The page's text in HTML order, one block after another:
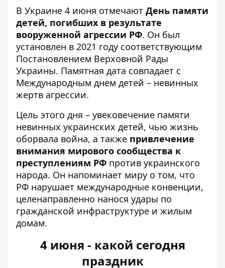
В Украине 4 июня отмечают День памяти
детей, погибших в результате
вооруженной агрессии РФ. Он был
установлен в 2021 году соответствующим
Постановлением Верховной Рады
Украины. Памятная дата совпадает с
Международным днем ​​детей – невинных
жертв агрессии.
Цель этого дня – увековечение памяти
невинных украинских детей, чью жизнь
оборвала война, а также привлечение
внимания мирового сообщества к
преступлениям РФ против украинского
народа. Он напоминает миру о том, что
РФ нарушает международные конвенции,
целенаправленно нанося удары по
гражданской инфраструктуре и жилым
домам.
4 июня - какой сегодня
праздник